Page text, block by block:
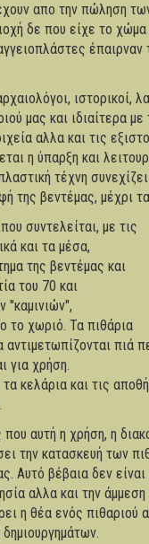
απο την πώληση
δε που είχε το
έπαιρναν
ιστορικοί,
μας και ιδιαίτερα με
αλλα και τις
η ύπαρξη και
τέχνη
της βεντέμας, μέχρι
συντελείται, με τις
και τα μέσα,
της βεντέμας και
του 70 και
"καμινιών",
το χωριό. Τα πιθάρια
αντιμετωπίζονται πιά
για χρήση.
κελάρια και τις
αυτή η χρήση, η
την κατασκευή των
Αυτό βέβαια δεν
αλλα και την
η θέα ενός πιθαριού